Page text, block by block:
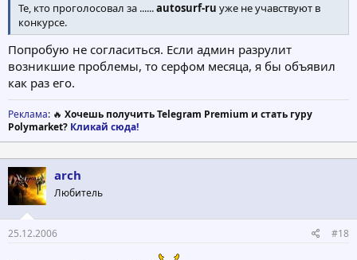
Те, кто проголосовал за ......autosurf-ru уже не учавствуют в
конкурсе.
Попробую не согласиться. Если админ разрулит
возникшие проблемы, то серфом месяца, я бы объявил
как раз его.
Реклама: 🔥 Хочешь получить Telegram Premium и стать гуру
Polymarket? Кликай сюда!
arch
Любитель
25.12.2006 #18